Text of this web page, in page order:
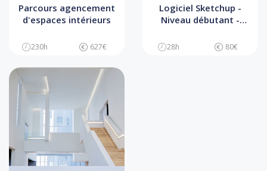
Parcours agencement
d'espaces intérieurs
230h 627€
Logiciel Sketchup -
Niveau débutant -
modélisation 3D
28h 80€